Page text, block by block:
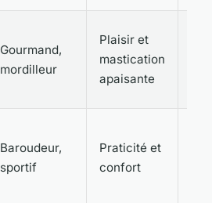
Gourmand,
mordilleur
Plaisir et
mastication
apaisante
Baroudeur,
sportif
Praticité et
confort